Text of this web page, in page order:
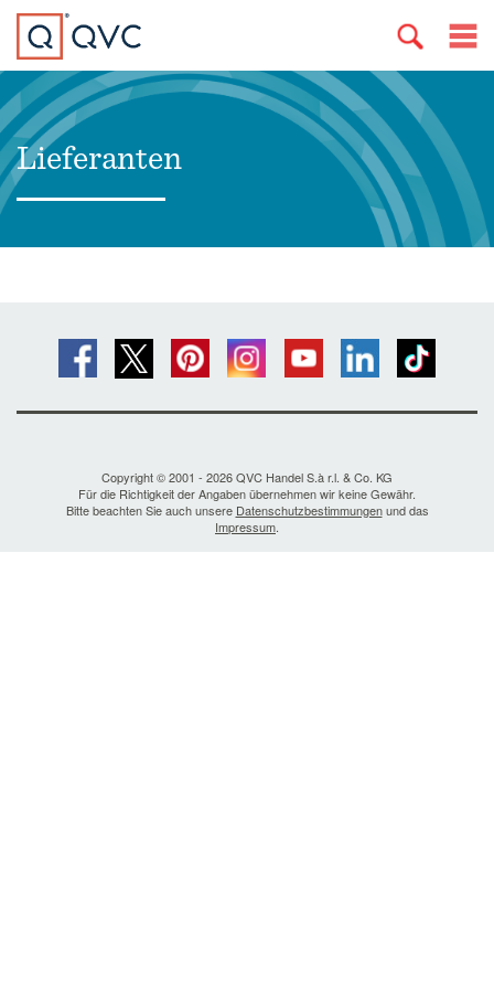
Lieferanten
Copyright © 2001 - 2026 QVC Handel S.à r.l. & Co. KG
Für die Richtigkeit der Angaben übernehmen wir keine Gewähr.
Bitte beachten Sie auch unsere Datenschutzbestimmungenund das
Impressum.